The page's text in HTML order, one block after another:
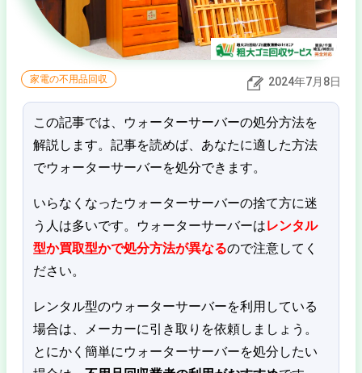
家電の不用品回収 2024年7月8日
この記事では、ウォーターサーバーの処分方法を
解説します。記事を読めば、あなたに適した方法
でウォーターサーバーを処分できます。
いらなくなったウォーターサーバーの捨て方に迷
う人は多いです。ウォーターサーバーはレンタル
型か買取型かで処分方法が異なるので注意してく
ださい。
レンタル型のウォーターサーバーを利用している
場合は、メーカーに引き取りを依頼しましょう。
とにかく簡単にウォーターサーバーを処分したい